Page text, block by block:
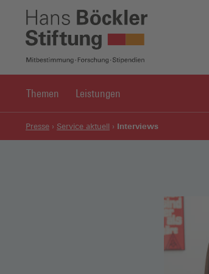
Themen Leistungen
Presse Service aktuell Interviews